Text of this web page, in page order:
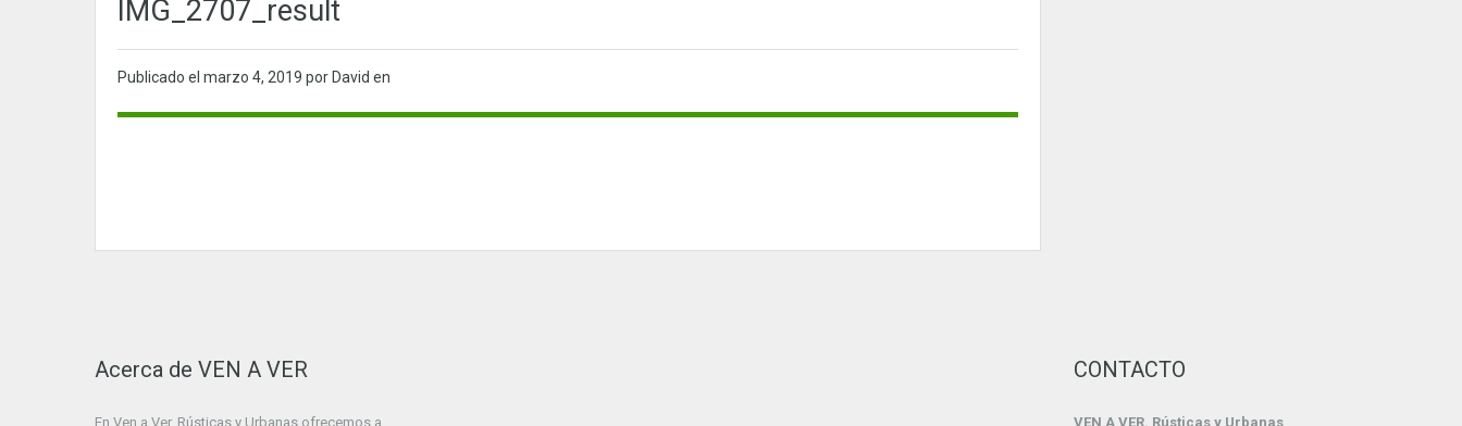
IMG_2707_result
Publicado el marzo 4, 2019 por David en
Acerca de VEN A VER
En Ven a Ver. Rústicas y Urbanas ofrecemos a
CONTACTO
VEN A VER. Rústicas y Urbanas